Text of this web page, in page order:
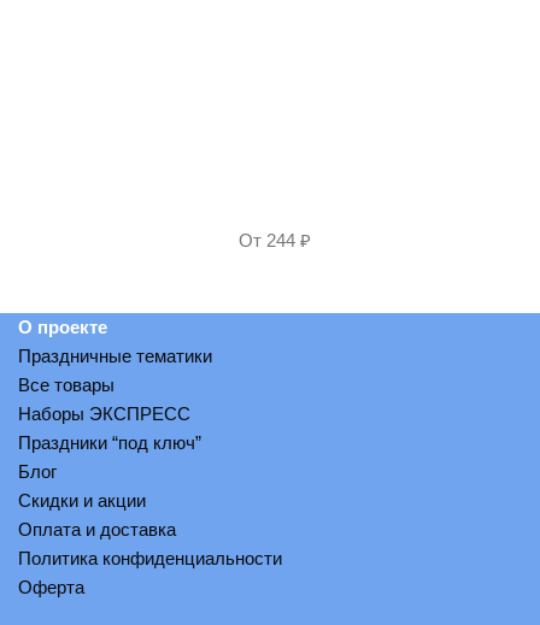
От 244 ₽
О проекте
Праздничные тематики
Все товары
Наборы ЭКСПРЕСС
Праздники “под ключ”
Блог
Скидки и акции
Оплата и доставка
Политика конфиденциальности
Оферта